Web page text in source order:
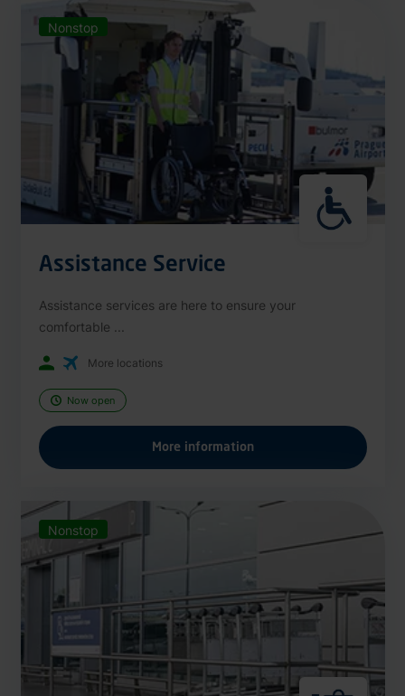
Nonstop
Assistance Service
Assistance services are here to ensure your
comfortable ...
More locations
Now open
More information
Nonstop